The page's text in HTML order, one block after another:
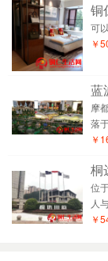
铜
可
￥
蓝
摩
落
￥
桐
位
人
￥